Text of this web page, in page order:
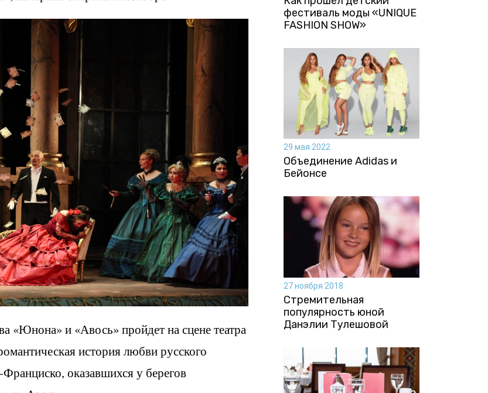
и «Авось» пройдет на сцене театра
история любви русского
оказавшихся у берегов
фестиваль моды «UNIQUE
FASHION SHOW»
29 мая 2022
Объединение Adidas и
Бейонсе
27 ноября 2018
Стремительная
популярность юной
Данэлии Тулешовой